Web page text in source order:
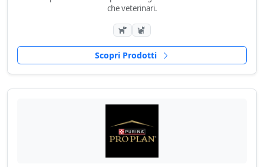
che veterinari.
Scopri Prodotti